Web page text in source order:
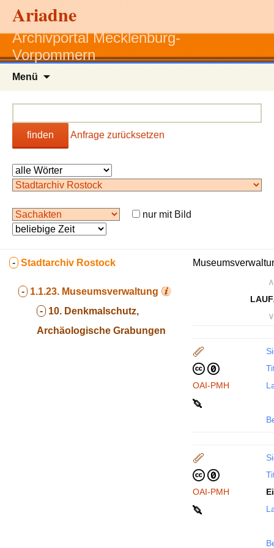
Ariadne
Archivportal Mecklenburg-
Vorpommern
Menü
finden Anfrage zurücksetzen
nur mit Bild
- Stadtarchiv Rostock
- 1.1.23. Museumsverwaltung
- 10. Denkmalschutz,
Archäologische Grabungen
∧
∨
OAI-PMH
OAI-PMH